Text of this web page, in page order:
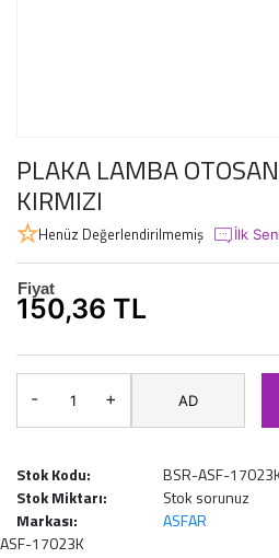
PLAKA LAMBA
KIRMIZI
Henüz Değerlendirilmemiş İlk
Fiyat
150,36 TL
- + AD
Stok Kodu:
BSR-ASF-
Stok Miktarı:
Stok sorunuz
Markası:
ASFAR
ASF-17023K